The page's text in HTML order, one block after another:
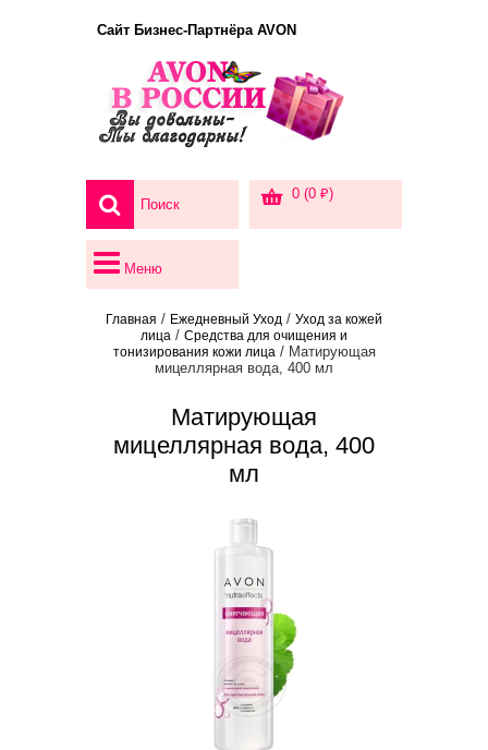
Сайт Бизнес-Партнёра AVON
0 (0 ₽)
Меню
Главная / Ежедневный Уход / Уход за кожей
лица / Средства для очищения и
тонизирования кожи лица/ Матирующая
мицеллярная вода, 400 мл
Матирующая
мицеллярная вода, 400
мл